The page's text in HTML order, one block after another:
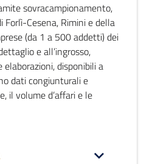
sovracampionamento,
Cesena, Rimini e della
(da 1 a 500 addetti) dei
e all’ingrosso,
disponibili a
dati congiunturali e
il volume d’affari e le